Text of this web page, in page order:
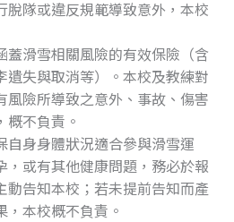
脫隊或違反規範導致意外，本校
蓋滑雪相關風險的有效保險（含
遺失與取消等）。本校及教練對
風險所導致之意外、事故、傷害
概不負責。
自身身體狀況適合參與滑雪運
，或有其他健康問題，務必於報
動告知本校；若未提前告知而產
，本校概不負責。